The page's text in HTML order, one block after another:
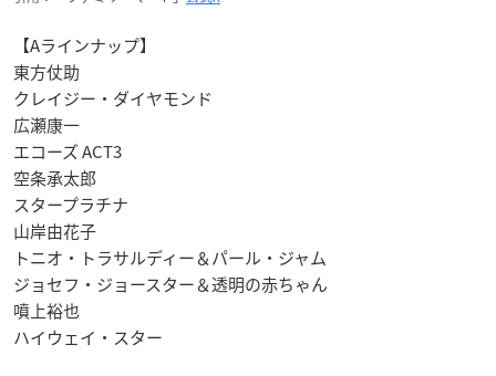
【Aラインナップ】
東方仗助
クレイジー・ダイヤモンド
広瀬康一
エコーズ ACT3
空条承太郎
スタープラチナ
山岸由花子
トニオ・トラサルディー＆パール・ジャム
ジョセフ・ジョースター＆透明の赤ちゃん
噴上裕也
ハイウェイ・スター